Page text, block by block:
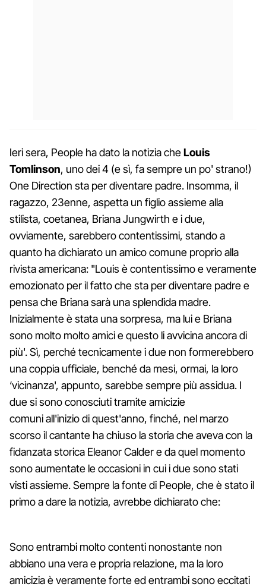
Ieri sera, People ha dato la notizia cheLouis
Tomlinson, uno dei 4 (e sì, fa sempre un po' strano!)
One Direction sta per diventare padre. Insomma, il
ragazzo, 23enne, aspetta un figlio assieme alla
stilista, coetanea, Briana Jungwirth e i due,
ovviamente, sarebbero contentissimi, stando a
quanto ha dichiarato un amico comune proprio alla
rivista americana: "Louis è contentissimo e veramente
emozionato per il fatto che sta per diventare padre e
pensa che Briana sarà una splendida madre.
Inizialmente è stata una sorpresa, ma lui e Briana
sono molto molto amici e questo li avvicina ancora di
più'. Sì, perché tecnicamente i due non formerebbero
una coppia ufficiale, benché da mesi, ormai, la loro
‘vicinanza', appunto, sarebbe sempre più assidua. I
due si sono conosciuti tramite amicizie
comuni all'inizio di quest'anno, finché, nel marzo
scorso il cantante ha chiuso la storia che aveva con la
fidanzata storica Eleanor Calder e da quel momento
sono aumentate le occasioni in cui i due sono stati
visti assieme. Sempre la fonte di People, che è stato il
primo a dare la notizia, avrebbe dichiarato che:
Sono entrambi molto contenti nonostante non
abbiano una vera e propria relazione, ma la loro
amicizia è veramente forte ed entrambi sono eccitati